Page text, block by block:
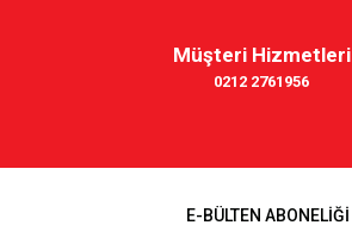
Müşteri Hizmetleri
0212 2761956
E-BÜLTEN ABONELİĞİ